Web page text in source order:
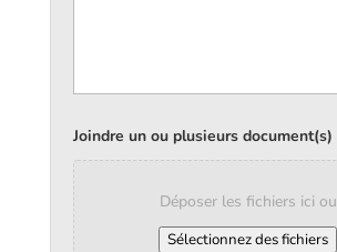
Joindre un ou plusieurs document(s)
Déposer les fichiers ici ou
Sélectionnez des fichiers